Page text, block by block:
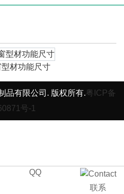
材功能尺寸
品有限公司. 版权所有.粤ICP备
号-1
QQ
联系